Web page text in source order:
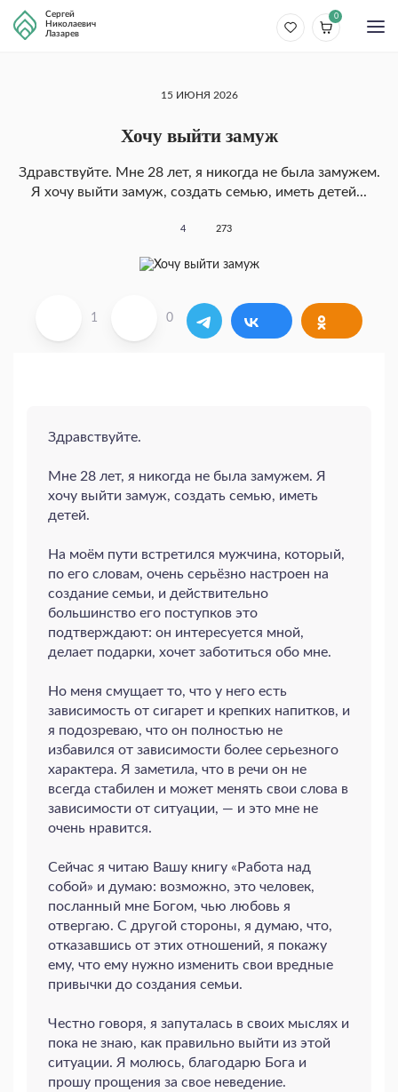
Сергей
Николаевич
Лазарев
0
15 ИЮНЯ 2026
Хочу выйти замуж
Здравствуйте. Мне 28 лет, я никогда не была замужем.
Я хочу выйти замуж, создать семью, иметь детей...
4 273
1 0
Здравствуйте.
Мне 28 лет, я никогда не была замужем. Я
хочу выйти замуж, создать семью, иметь
детей.
На моём пути встретился мужчина, который,
по его словам, очень серьёзно настроен на
создание семьи, и действительно
большинство его поступков это
подтверждают: он интересуется мной,
делает подарки, хочет заботиться обо мне.
Но меня смущает то, что у него есть
зависимость от сигарет и крепких напитков, и
я подозреваю, что он полностью не
избавился от зависимости более серьезного
характера. Я заметила, что в речи он не
всегда стабилен и может менять свои слова в
зависимости от ситуации, — и это мне не
очень нравится.
Сейчас я читаю Вашу книгу «Работа над
собой» и думаю: возможно, это человек,
посланный мне Богом, чью любовь я
отвергаю. С другой стороны, я думаю, что,
отказавшись от этих отношений, я покажу
ему, что ему нужно изменить свои вредные
привычки до создания семьи.
Честно говоря, я запуталась в своих мыслях и
пока не знаю, как правильно выйти из этой
ситуации. Я молюсь, благодарю Бога и
прошу прощения за свое неведение.